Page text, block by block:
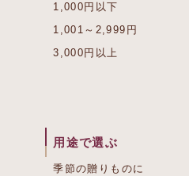
1,000円以下
1,001～2,999円
3,000円以上
用途で選ぶ
季節の贈りものに